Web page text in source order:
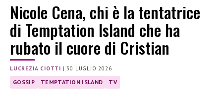
Nicole Cena, chi è la tentatrice
di Temptation Island che ha
rubato il cuore di Cristian
LUCREZIA CIOTTI |30 LUGLIO 2026
GOSSIP TEMPTATION ISLAND TV